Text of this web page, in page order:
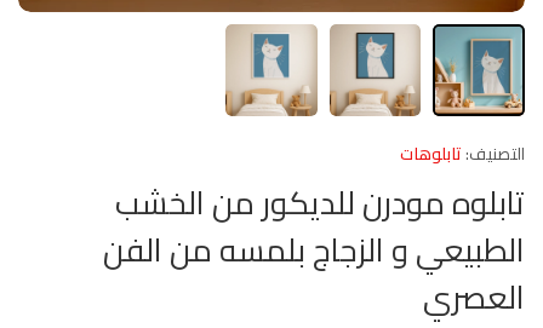
التصنيف:تابلوهات
تابلوه مودرن للديكور من الخشب
الطبيعي و الزجاج بلمسه من الفن
العصري